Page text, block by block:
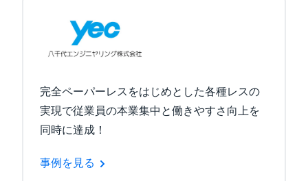
完全ペーパーレスをはじめとした各種レスの
実現で従業員の本業集中と働きやすさ向上を
同時に達成！
事例を見る